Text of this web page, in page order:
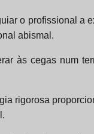
o profissional a
abismal.
às cegas num
rigorosa